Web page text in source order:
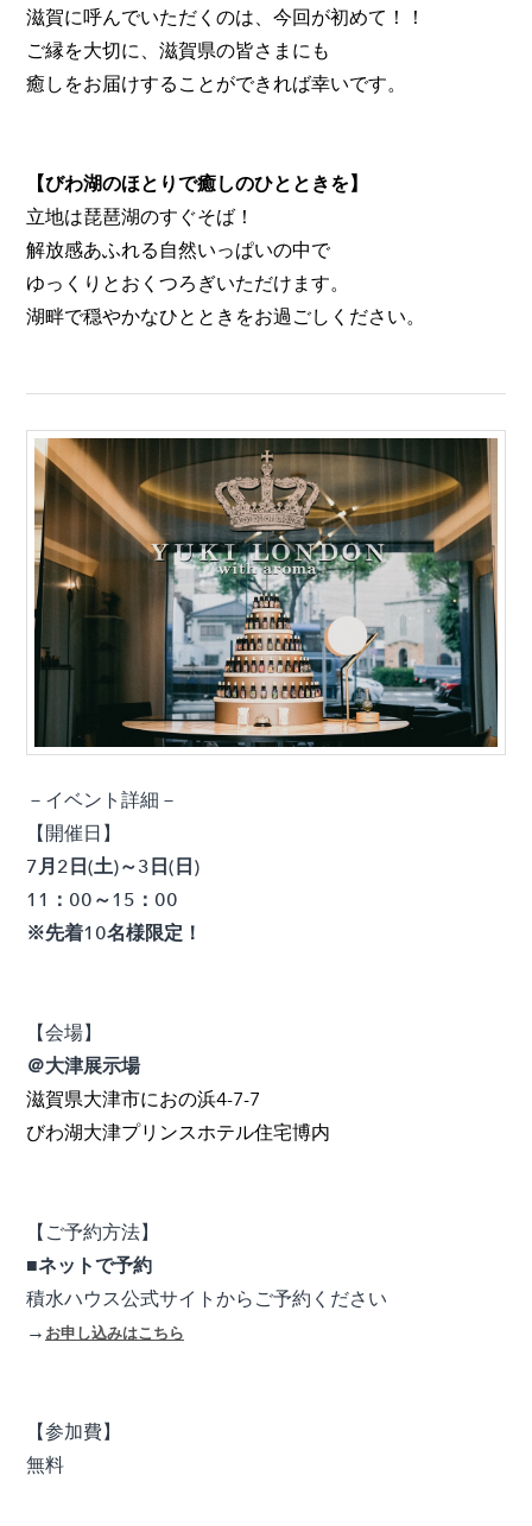
滋賀に呼んでいただくのは、今回が初めて！！
ご縁を大切に、滋賀県の皆さまにも
癒しをお届けすることができれば幸いです。
【びわ湖のほとりで癒しのひとときを】
立地は琵琶湖のすぐそば！
解放感あふれる自然いっぱいの中で
ゆっくりとおくつろぎいただけます。
湖畔で穏やかなひとときをお過ごしください。
－イベント詳細－
【開催日】
7月2日(土)～3日(日)
11：00～15：00
※先着10名様限定！
【会場】
＠大津展示場
滋賀県大津市におの浜4-7-7
びわ湖大津プリンスホテル住宅博内
【ご予約方法】
■ネットで予約
積水ハウス公式サイトからご予約ください
→ お申し込みはこちら
【参加費】
​無料